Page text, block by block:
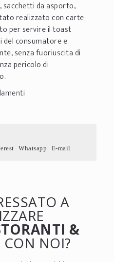
sacchetti da asporto,
realizzato con carte
per servire il toast
consumatore e
senza fuoriuscita di
pericolo di
Whatsapp E-mail
A
&
CON NOI?